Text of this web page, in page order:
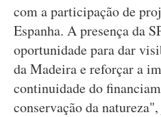
com a participação de
Espanha. A presença da
oportunidade para dar
da Madeira e reforçar a
continuidade do
conservação da